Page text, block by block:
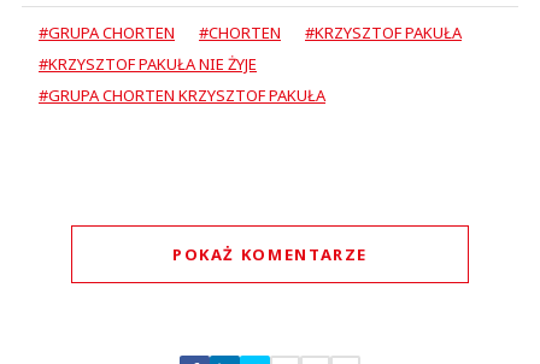
#GRUPA CHORTEN #CHORTEN
#KRZYSZTOF PAKUŁA
#KRZYSZTOF PAKUŁA NIE ŻYJE
#GRUPA CHORTEN KRZYSZTOF PAKUŁA
POKAŻ KOMENTARZE